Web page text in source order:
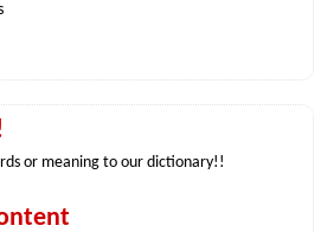
or meaning to our dictionary!!